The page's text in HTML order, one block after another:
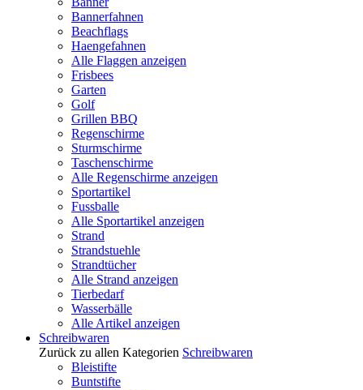
Bannerfahnen
Beachflags
Haengefahnen
Alle Flaggen anzeigen
Frisbees
Garten
Golf
Grillen BBQ
Regenschirme
Sturmschirme
Taschenschirme
Alle Regenschirme anzeigen
Sportartikel
Fussballe
Alle Sportartikel anzeigen
Strand
Strandstuehle
Strandtücher
Alle Strand anzeigen
Tierbedarf
Wasserbälle
Alle Artikel anzeigen
Schreibwaren
Zurück zu allen Kategorien Schreibwaren
Bleistifte
Buntstifte